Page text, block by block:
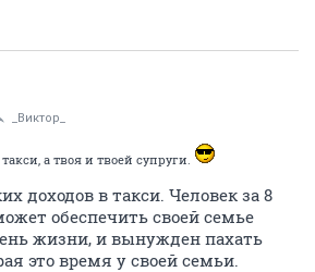
_Виктор_
а твоя и твоей супруги.
доходов в такси. Человек за 8
обеспечить своей семье
жизни, и вынужден пахать
это время у своей семьи.